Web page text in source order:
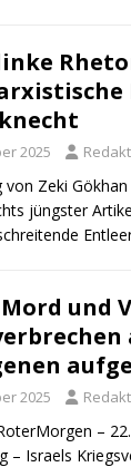
2025
von Zeki
jüngster
und
2025
–
– Israels